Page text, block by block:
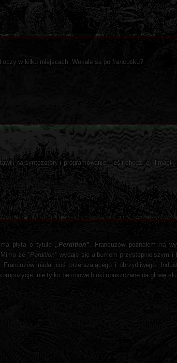
oczy w kilku miejscach. Wokale są po francusku?
na syntezatory i programowanie - jeśli chodzi o
płyta o tytule „Perdition”. Francuzów poznałem na
że "Perdition" wydaje się albumem przystępniejszym i
nadal coś przerażającego i obrzydliwego.
nie tylko betonowe bloki upuszczane na głowę